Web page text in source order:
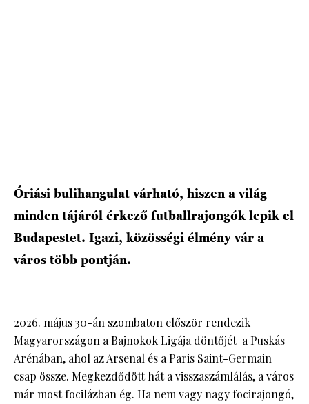
Óriási bulihangulat várható, hiszen a világ
minden tájáról érkező futballrajongók lepik el
Budapestet. Igazi, közösségi élmény vár a
város több pontján.
2026. május 30-án szombaton először rendezik
Magyarországon a Bajnokok Ligája döntőjét a Puskás
Arénában, ahol az Arsenal és a Paris Saint-Germain
csap össze. Megkezdődött hát a visszaszámlálás, a város
már most focilázban ég. Ha nem vagy nagy focirajongó,